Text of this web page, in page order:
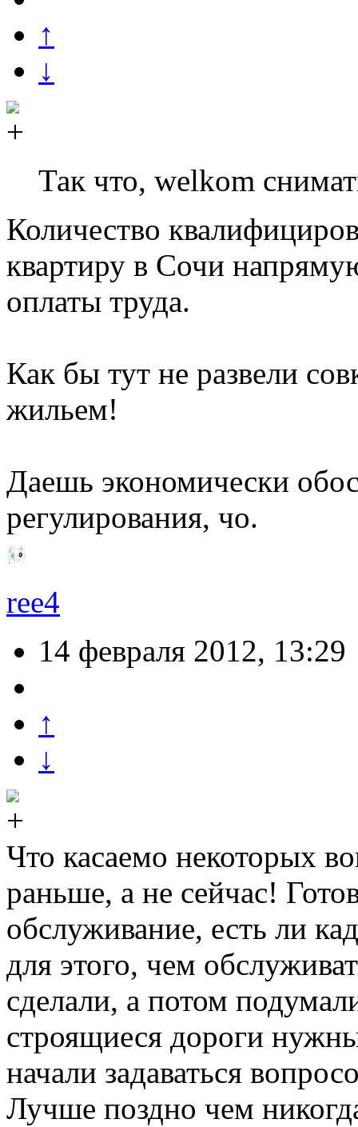
↑
↓
Так что, welkom
Количество
квартиру в Сочи
оплаты труда.
Как бы тут не развели
жильем!
Даешь экономически
регулирования, чо.
ree4
14 февраля 2012, 13:29
↑
↓
Что касаемо некоторых
раньше, а не сейчас!
обслуживание, есть ли
для этого, чем
сделали, а потом
строящиеся дороги
начали задаваться
Лучше поздно чем